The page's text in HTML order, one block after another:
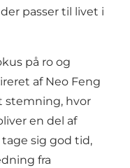
passer til livet i
på ro og
af Neo Feng
stemning, hvor
en del af
sig god tid,
fra